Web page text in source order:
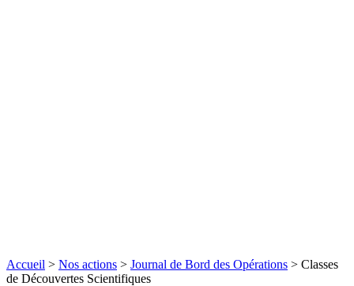
Accueil > Nos actions > Journal de Bord des Opérations > Classes
de Découvertes Scientifiques